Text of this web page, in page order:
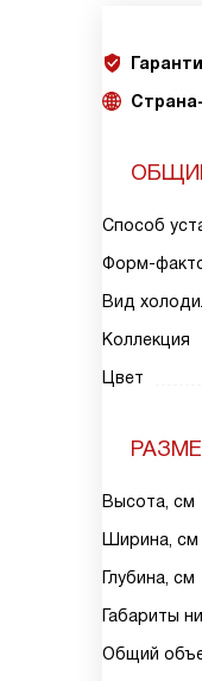
Способ
Форм-
Вид
Коллекция
Цвет
Высота, см
Ширина, см
Глубина, см
Габариты
Общий